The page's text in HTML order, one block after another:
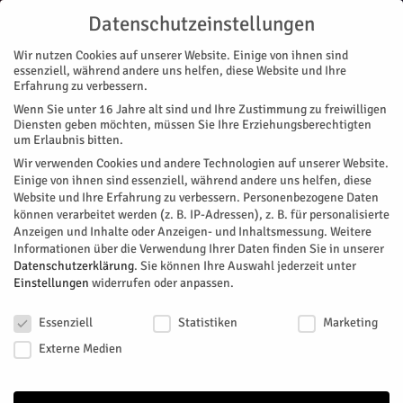
Start Stadtteile Stetternich Waldbaden mit dem Nabu
STADTTEILE STETTERNICH
Waldbaden mit dem Nabu
VonHERZOG Redaktion- Mai 13, 2026 68 0
Facebook Twitter
Datenschutzeinstellungen
Wir nutzen Cookies auf unserer Website. Einige von ihnen sind
essenziell, während andere uns helfen, diese Website und Ihre
Erfahrung zu verbessern.
Wenn Sie unter 16 Jahre alt sind und Ihre Zustimmung zu freiwilligen
Diensten geben möchten, müssen Sie Ihre Erziehungsberechtigten
um Erlaubnis bitten.
Wir verwenden Cookies und andere Technologien auf unserer Website.
Einige von ihnen sind essenziell, während andere uns helfen, diese
Website und Ihre Erfahrung zu verbessern. Personenbezogene Daten
können verarbeitet werden (z. B. IP-Adressen), z. B. für personalisierte
Anzeigen und Inhalte oder Anzeigen- und Inhaltsmessung. Weitere
Informationen über die Verwendung Ihrer Daten finden Sie in unserer
Datenschutzerklärung. Sie können Ihre Auswahl jederzeit unter
Einstellungen widerrufen oder anpassen.
Essenziell
Statistiken
Marketing
Externe Medien